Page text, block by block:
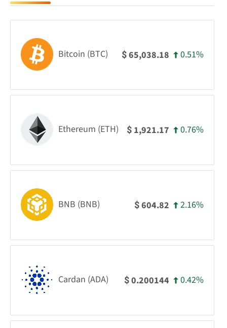
Bitcoin (BTC) $65,038.18 0.51%
Ethereum (ETH) $ 1,921.17 0.76%
BNB (BNB) $604.82 2.16%
Cardan (ADA) $0.200144 0.42%